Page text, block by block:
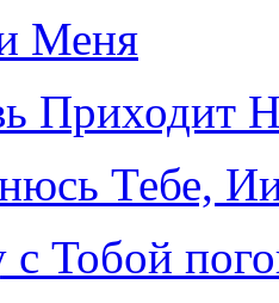
Меня
Приходит
Тебе,
Тобой